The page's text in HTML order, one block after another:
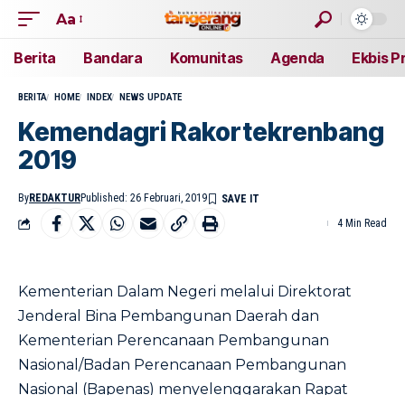
Aa
Berita Bandara Komunitas Agenda Ekbis
BERITA HOME INDEX NEWS UPDATE
Kemendagri Rakortekrenbang
2019
ByREDAKTURPublished: 26 Februari, 2019
4 Min Read
Kementerian Dalam Negeri melalui Direktorat
Jenderal Bina Pembangunan Daerah dan
Kementerian Perencanaan Pembangunan
Nasional/Badan Perencanaan Pembangunan
Nasional (Bapenas) menyelenggarakan Rapat